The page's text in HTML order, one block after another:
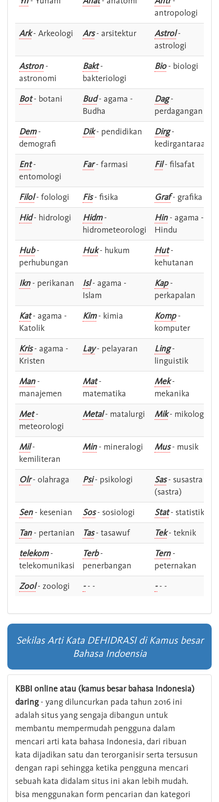
antropologi
Ark- Arkeologi Ars- arsitektur Astrol-
astrologi
Astron-
astronomi
Bakt-
bakteriologi
Bio- biologi
Bot- botani Bud- agama -
Budha
Dag-
perdagangan
Dem-
demografi
Dik- pendidikan Dirg-
kedirgantaraan
Ent-
entomologi
Far- farmasi Fil- filsafat
Filol- folologi Fis- fisika Graf- grafika
Hid- hidrologi Hidm-
hidrometeorologi
Hin- agama -
Hindu
Hub-
perhubungan
Huk- hukum Hut-
kehutanan
Ikn- perikanan Isl- agama -
Islam
Kap-
perkapalan
Kat- agama -
Katolik
Kim- kimia Komp-
komputer
Kris- agama -
Kristen
Lay- pelayaran Ling-
linguistik
Man-
manajemen
Mat-
matematika
Mek-
mekanika
Met-
meteorologi
Metal- matalurgi Mik- mikologi
Mil-
kemiliteran
Min- mineralogi Mus- musik
Olr- olahraga Psi- psikologi Sas- susastra -
(sastra)
Sen- kesenian Sos- sosiologi Stat- statistik
Tan- pertanian Tas- tasawuf Tek- teknik
telekom-
telekomunikasi
Terb-
penerbangan
Tern-
peternakan
Zool- zoologi -- - -- -
Sekilas Arti Kata DEHIDRASI di Kamus besar
Bahasa Indoensia
KBBI online atau (kamus besar bahasa Indonesia)
daring- yang diluncurkan pada tahun 2016 ini
adalah situs yang sengaja dibangun untuk
membantu mempermudah pengguna dalam
mencari arti kata bahasa Indonesia, dari ribuan
kata dijadikan satu dan terorganisir serta tersusun
dengan rapi sehingga ketika pengguna mencari
sebuah kata didalam situs ini akan lebih mudah.
bisa menggunakan form pencarian dan kategori